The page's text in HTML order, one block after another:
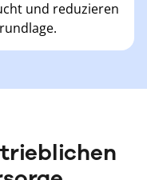
und reduzieren